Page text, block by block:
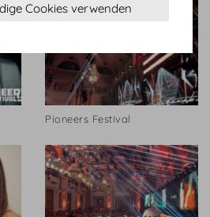
Pioneers Festival
Cookies verwenden